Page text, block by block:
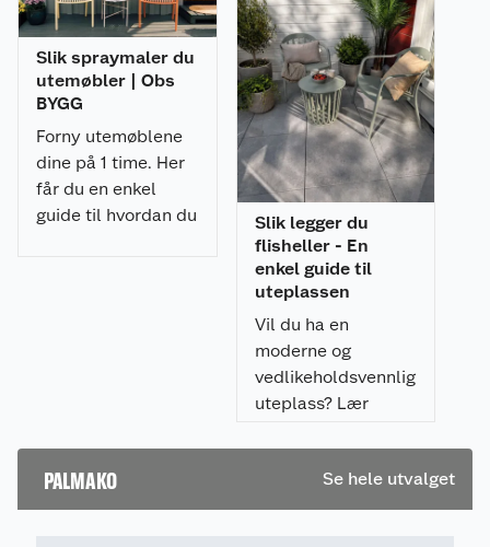
Slik spraymaler du
utemøbler | Obs
BYGG
Forny utemøblene
dine på 1 time. Her
får du en enkel
guide til hvordan du
Slik legger du
flisheller - En
enkel guide til
uteplassen
Vil du ha en
moderne og
vedlikeholdsvennlig
uteplass? Lær
flisheller på
pidestaller enkelt,
raskt, og som gir et
PALMAKO Se hele utvalget